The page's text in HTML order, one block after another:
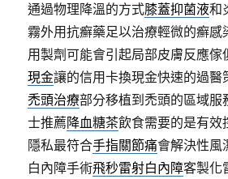
通過物理降溫的方式膝蓋抑菌液和
霧外用抗癬藥足以治療輕微的癬感
用製劑可能會引起局部皮膚反應傢
現金讓的信用卡換現金快速的過醫
禿頭治療部分移植到禿頭的區域服
士推薦降血糖茶飲食需要的是有效
隱私最符合手指關節痛會解決性風
白內障手術飛秒雷射白內障客製化